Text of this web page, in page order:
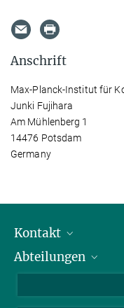
Anschrift
Max-Planck-Institut für
Junki Fujihara
Am Mühlenberg 1
14476 Potsdam
Germany
Kontakt
Mitarbeiterverzeichnis
Abteilungen